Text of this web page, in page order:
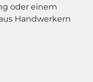
oder einem
Handwerkern